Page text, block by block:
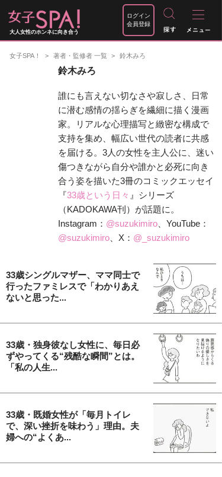
大人女性のホンネに向き合う
ログイン
会員登録
女子SPA！ 著者・監修者 一覧 鈴木みろ
鈴木みろ
誰にも言えない切なさや寂しさ、日常
に潜む感情の揺らぎを繊細に描く漫画
家。リアルな心理描写と緻密な構成で
支持を集め、幅広い世代の読者に共感
を届ける。3人の女性を主人公に、迷い
傷つきながら自分や誰かと必死に向き
合う姿を描いた3冊のコミックエッセイ
『33歳という日々 』シリーズ
（KADOKAWA刊）が話題に。
Instagram： @suzukimiro 、YouTube：
@suzukimiro 、X： @_suzukimiro
33歳シングルマザー、ママ同士で
行ったファミレスで「わかりあえ
ないと思った...
33歳・独身彼なし女性に、毎日必
ずやってくる“残酷な瞬間”とは。
「私の人生...
33歳・既婚女性が「毎月トイレ
で、深い挫折を味わう」理由。夫
婦への“よくあ...